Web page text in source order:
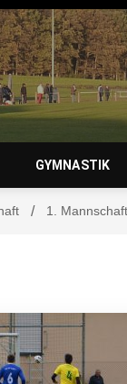
GYMNASTIK
1. Mannschaft